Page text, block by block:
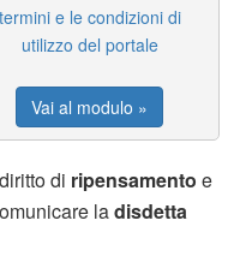
termini e le condizioni di
utilizzo del portale
Vai al modulo »
di ripensamento e
ladisdetta